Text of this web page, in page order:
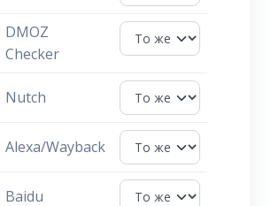
DMOZ
Checker
Nutch
Alexa/Wayback
Baidu